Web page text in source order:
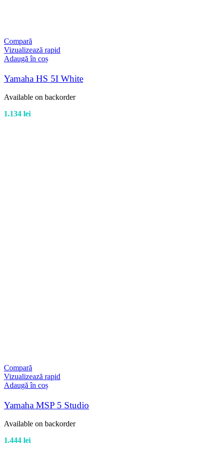
Compară
Vizualizează rapid
Adaugă în coș
Yamaha HS 5I White
Available on backorder
1.134 lei
Compară
Vizualizează rapid
Adaugă în coș
Yamaha MSP 5 Studio
Available on backorder
1.444 lei